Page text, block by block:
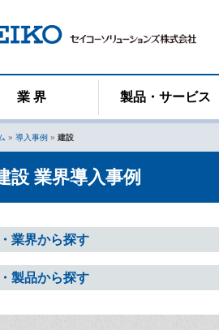
業 界 製品・サービス
» 導入事例 » 建設
設 業界導入事例
・業界から探す
・製品から探す